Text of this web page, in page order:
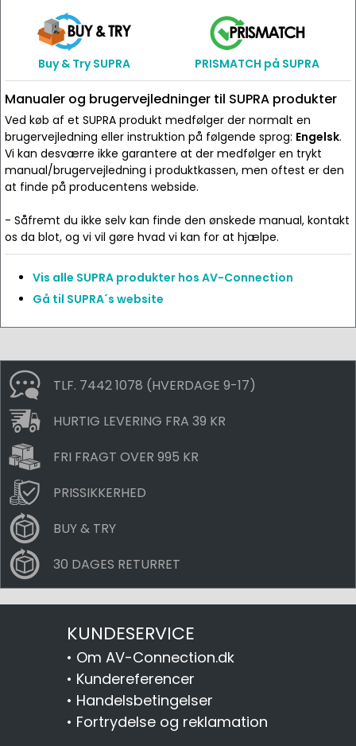
Buy & Try SUPRA PRISMATCH på SUPRA
Manualer og brugervejledninger til SUPRA produkter
Ved køb af et SUPRA produkt medfølger der normalt en
brugervejledning eller instruktion på følgende sprog: Engelsk.
Vi kan desværre ikke garantere at der medfølger en trykt
manual/brugervejledning i produktkassen, men oftest er den
at finde på producentens webside.
- Såfremt du ikke selv kan finde den ønskede manual, kontakt
os da blot, og vi vil gøre hvad vi kan for at hjælpe.
Vis alle SUPRA produkter hos AV-Connection
Gå til SUPRA´s website
TLF. 7442 1078 (HVERDAGE 9-17)
HURTIG LEVERING FRA 39 KR
FRI FRAGT OVER 995 KR
PRISSIKKERHED
BUY & TRY
30 DAGES RETURRET
KUNDESERVICE
• Om AV-Connection.dk
• Kundereferencer
• Handelsbetingelser
• Fortrydelse og reklamation